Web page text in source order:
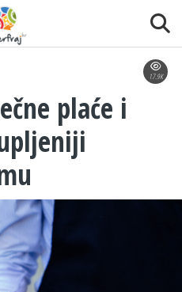
17.9K
plaće i